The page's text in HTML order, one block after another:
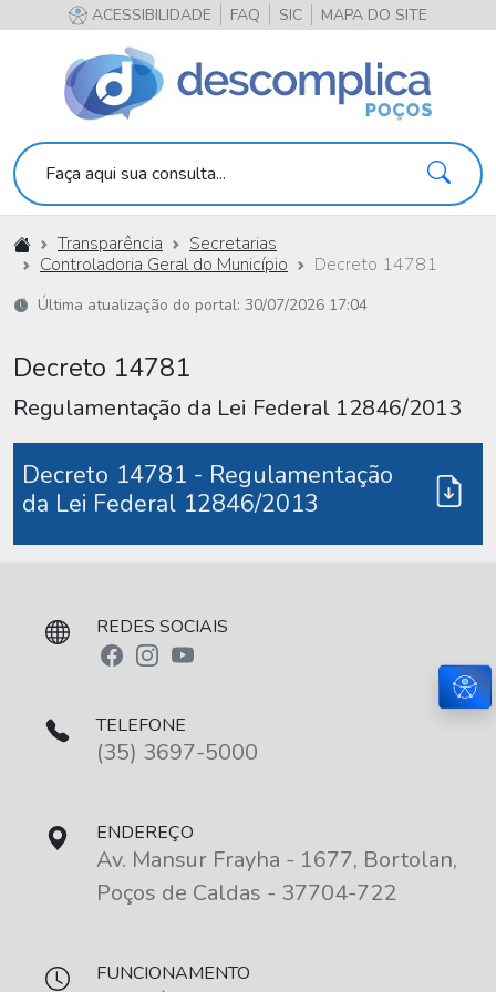
ACESSIBILIDADE FAQ SIC MAPA DO SITE
Faça aqui sua consulta...
Início Transparência
Secretarias
Controladoria Geral do Município
Decreto 14781
Última atualização do portal: 30/07/2026 17:04
Decreto 14781
Regulamentação da Lei Federal 12846/2013
Decreto 14781 - Regulamentação
da Lei Federal 12846/2013
REDES SOCIAIS
TELEFONE
(35) 3697-5000
ENDEREÇO
Av. Mansur Frayha - 1677, Bortolan,
Poços de Caldas - 37704-722
FUNCIONAMENTO